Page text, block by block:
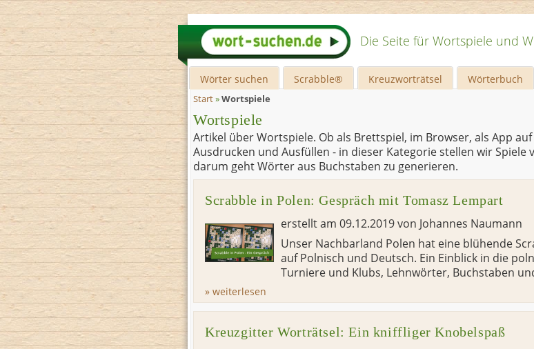
Die Seite für Wortspiele und
Wörter suchen Scrabble® Kreuzworträtsel Wörterbuch
Start»Wortspiele
Wortspiele
Artikel über Wortspiele. Ob als Brettspiel, im Browser, als App
Ausdrucken und Ausfüllen - in dieser Kategorie stellen wir Spiele
darum geht Wörter aus Buchstaben zu generieren.
Scrabble in Polen: Gespräch mit Tomasz Lempart
erstellt am 09.12.2019von Johannes Naumann
Unser Nachbarland Polen hat eine blühende
auf Polnisch und Deutsch. Ein Einblick in die
Turniere und Klubs, Lehnwörter, Buchstaben
» weiterlesen
Kreuzgitter Worträtsel: Ein kniffliger Knobelspaß